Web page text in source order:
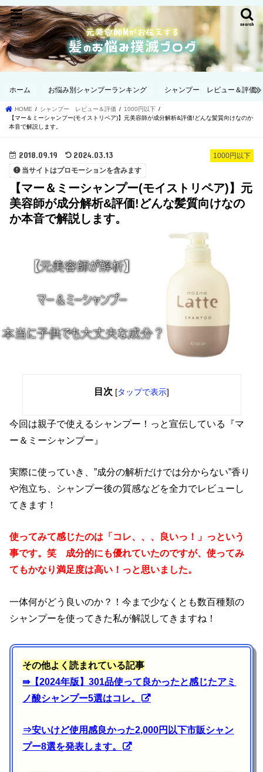
search
menu
ホーム お悩み別シャンプーランキング シャンプー レビュー＆評価
HOME シャンプー レビュー＆評価
1000円以下
【マー＆ミーシャンプー(モイストリペア)】元美容師が成分解析&評価!どんな髪質向けなのか
本音で解説します。
1000円以下
2018.09.19 2024.03.13
当サイトはプロモーションを含みます
【マー＆ミーシャンプー(モイストリペア)】元
美容師が成分解析&評価!どんな髪質向けなの
か本音で解説します。
目次 [タップで表示]
今回は親子で使えるシャンプー！っと宣伝している『マ
ー＆ミーシャンプー』
実際に使っていき、”成分の解析だけでは分からない”香り
や泡立ち、シャンプー後の質感などを全力でレビューし
てきます！
使ってみて感じたのは「コレ、、、良いっ！」っという
事です。笑 成分的にも優れていたのですが、使ってみ
てもかなり満足度は高い！っと思いました。
一体何がどう良いのか？！今まで少なくとも数百種類の
シャンプーを使ってきた私が解説してきますね！
その他よく読まれている記事
⇛【2024年版】301品使って良かったと感じたアミ
ノ酸シャンプー5選はコレ。
⇒安いけど使用感良かった2,000円以下市販シャン
プー8選を発表します。